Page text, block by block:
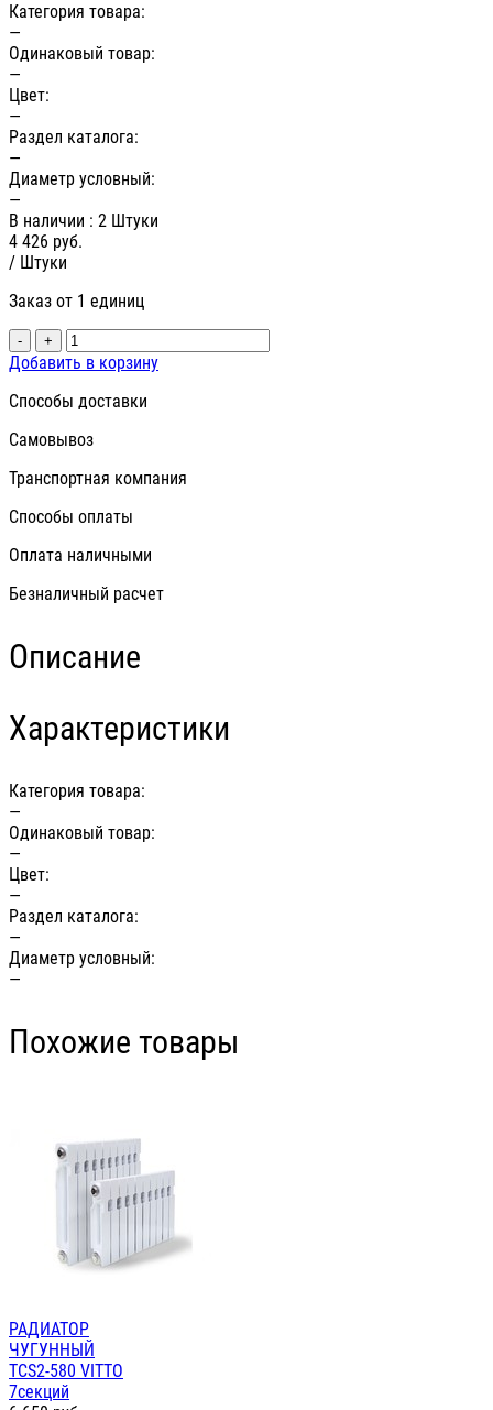
Категория товара:
—
Одинаковый товар:
—
Цвет:
—
Раздел каталога:
—
Диаметр условный:
—
В наличии : 2 Штуки
4 426 руб.
/ Штуки
Заказ от 1 единиц
- +
Добавить в корзину
Способы доставки
Самовывоз
Транспортная компания
Способы оплаты
Оплата наличными
Безналичный расчет
Описание
Характеристики
Категория товара:
—
Одинаковый товар:
—
Цвет:
—
Раздел каталога:
—
Диаметр условный:
—
Похожие товары
РАДИАТОР
ЧУГУННЫЙ
TCS2-580 VITTO
7секций